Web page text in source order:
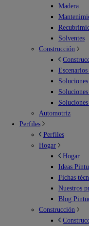
Madera
Solventes
Construcción
Automotriz
Perfiles
Perfiles
Hogar
Hogar
Ideas
Fichas
Nuestros
Blog
Construcción